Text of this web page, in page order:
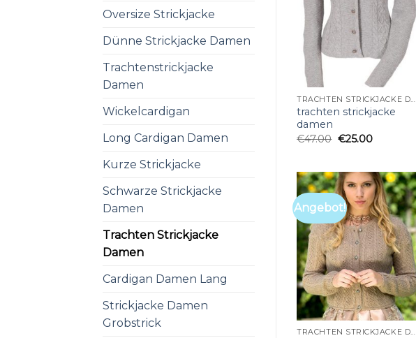
Oversize Strickjacke
Dünne Strickjacke Damen
Trachtenstrickjacke
Damen
Wickelcardigan
Long Cardigan Damen
Kurze Strickjacke
Schwarze Strickjacke
Damen
Trachten Strickjacke
Damen
Cardigan Damen Lang
Strickjacke Damen
Grobstrick
trachten strickjacke
damen
€47.00 €25.00
Angebot!
TRACHTEN STRICKJACKE DAMEN